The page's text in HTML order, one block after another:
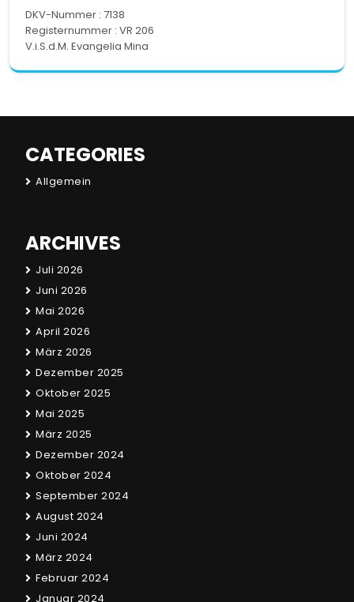
DKV-Nummer : 7138
Registernummer : VR 206
V.i.S.d.M. Evangelia Mina
CATEGORIES
Allgemein
ARCHIVES
Juli 2026
Juni 2026
Mai 2026
April 2026
März 2026
Dezember 2025
Oktober 2025
Mai 2025
März 2025
Dezember 2024
Oktober 2024
September 2024
August 2024
Juni 2024
März 2024
Februar 2024
Januar 2024